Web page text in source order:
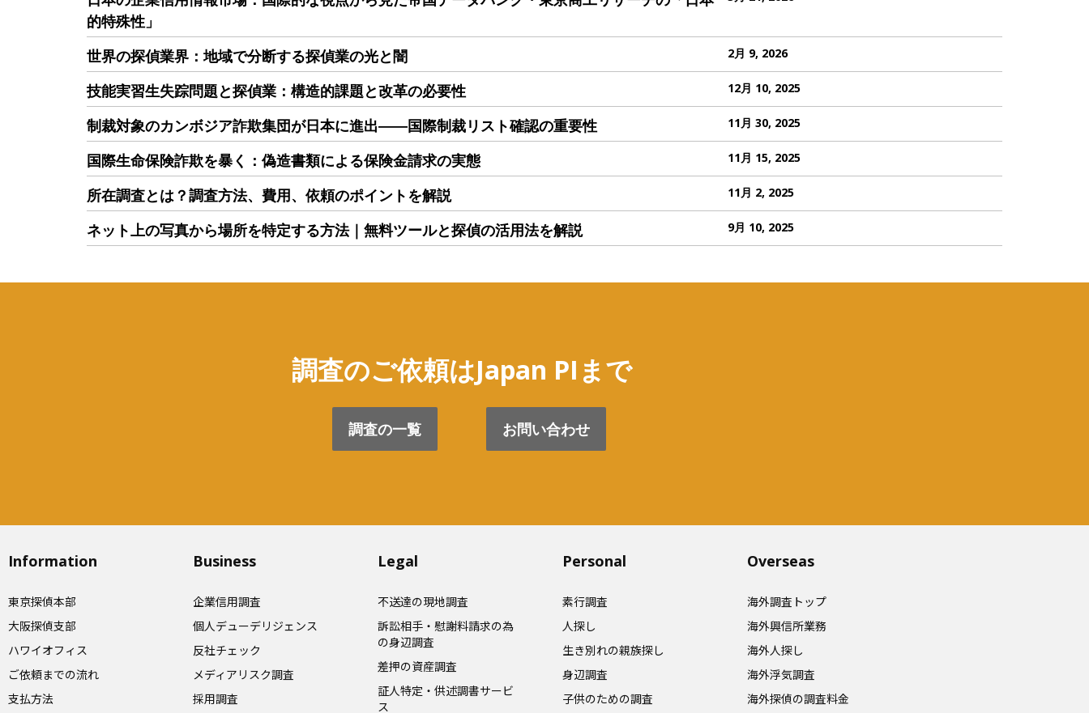
的特殊性」
世界の探偵業界：地域で分断する探偵業の光と闇 2月 9, 2026
技能実習生失踪問題と探偵業：構造的課題と改革の必要性 12月 10, 2025
制裁対象のカンボジア詐欺集団が日本に進出――国際制裁リスト確認の重要性 11月 30, 2025
国際生命保険詐欺を暴く：偽造書類による保険金請求の実態 11月 15, 2025
所在調査とは？調査方法、費用、依頼のポイントを解説 11月 2, 2025
ネット上の写真から場所を特定する方法｜無料ツールと探偵の活用法を解説 9月 10, 2025
調査のご依頼はJapan PIまで
調査の一覧 お問い合わせ
Information
東京探偵本部
大阪探偵支部
ハワイオフィス
ご依頼までの流れ
支払方法
Business
企業信用調査
個人デューデリジェンス
反社チェック
メディアリスク調査
採用調査
Legal
不送達の現地調査
訴訟相手・慰謝料請求の為
の身辺調査
差押の資産調査
証人特定・供述調書サービ
ス
Personal
素行調査
人探し
生き別れの親族探し
身辺調査
子供のための調査
Overseas​
海外調査トップ
海外興信所業務
海外人探し
海外浮気調査
海外探偵の調査料金